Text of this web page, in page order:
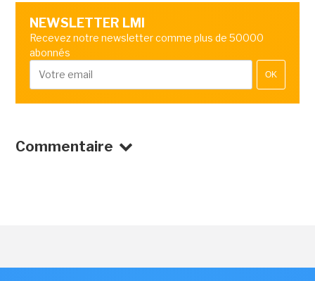
NEWSLETTER LMI
Recevez notre newsletter comme plus de 50000
abonnés
OK
Commentaire